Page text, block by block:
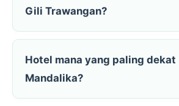
Gili Trawangan?
Hotel mana yang paling
Mandalika?